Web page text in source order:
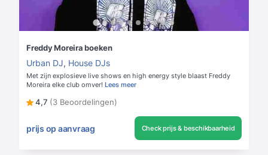
Freddy Moreira boeken
Urban DJ, House DJs
Met zijn explosieve live shows en high energy style blaast Freddy
Moreira elke club omver! Lees meer
4,7 (3 Beoordelingen)
prijs op aanvraag Check prijs & beschikbaarheid